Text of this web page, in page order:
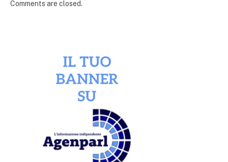
Comments are closed.